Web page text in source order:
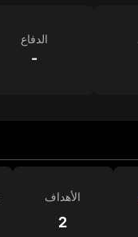
الدفاع
-
الأهداف
2